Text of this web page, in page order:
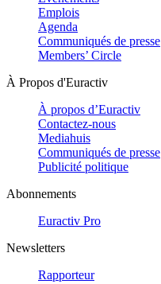
Emplois
Agenda
Communiqués de presse
Members’ Circle
À Propos d'Euractiv
À propos d’Euractiv
Contactez-nous
Mediahuis
Communiqués de presse
Publicité politique
Abonnements
Euractiv Pro
Newsletters
Rapporteur